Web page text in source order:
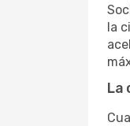
la
La